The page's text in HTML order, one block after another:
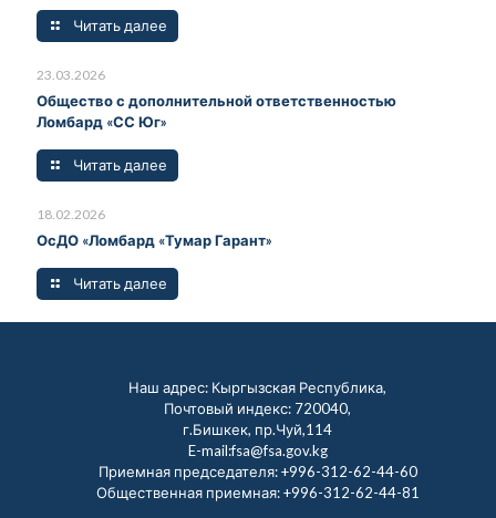
Читать далее
23.03.2026
Общество с дополнительной ответственностью
Ломбард «СС Юг»
Читать далее
18.02.2026
ОсДО «Ломбард «Тумар Гарант»
Читать далее
Наш адрес: Кыргызская Республика,
Почтовый индекс: 720040,
г.Бишкек, пр.Чуй,114
E-mail:fsa@fsa.gov.kg
Приемная председателя:+996-312-62-44-60
Общественная приемная:+996-312-62-44-81